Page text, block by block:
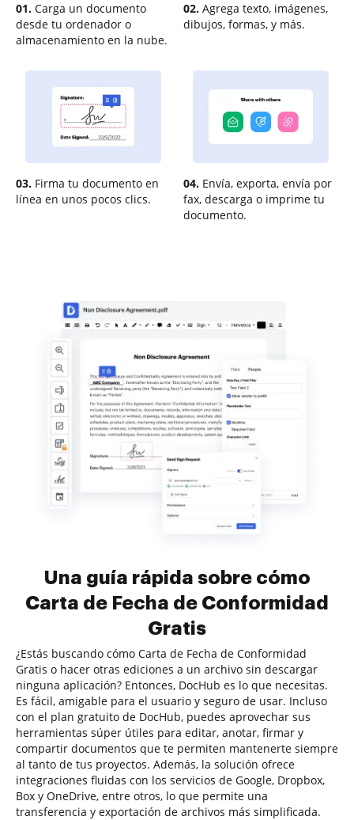
01. Carga un documento
desde tu ordenador o
almacenamiento en la nube.
02. Agrega texto, imágenes,
dibujos, formas, y más.
03. Firma tu documento en
línea en unos pocos clics.
04. Envía, exporta, envía por
fax, descarga o imprime tu
documento.
Una guía rápida sobre cómo
Carta de Fecha de Conformidad
Gratis
¿Estás buscando cómo Carta de Fecha de Conformidad
Gratis o hacer otras ediciones a un archivo sin descargar
ninguna aplicación? Entonces, DocHub es lo que necesitas.
Es fácil, amigable para el usuario y seguro de usar. Incluso
con el plan gratuito de DocHub, puedes aprovechar sus
herramientas súper útiles para editar, anotar, firmar y
compartir documentos que te permiten mantenerte siempre
al tanto de tus proyectos. Además, la solución ofrece
integraciones fluidas con los servicios de Google, Dropbox,
Box y OneDrive, entre otros, lo que permite una
transferencia y exportación de archivos más simplificada.